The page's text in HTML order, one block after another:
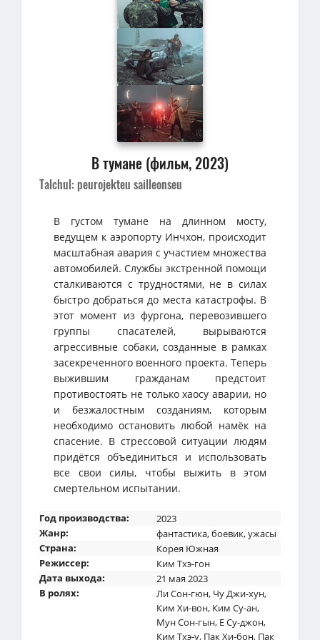
В тумане (фильм, 2023)
Talchul: peurojekteu sailleonseu
В густом тумане на длинном мосту,
ведущем к аэропорту Инчхон, происходит
масштабная авария с участием множества
автомобилей. Службы экстренной помощи
сталкиваются с трудностями, не в силах
быстро добраться до места катастрофы. В
этот момент из фургона, перевозившего
группы спасателей, вырываются
агрессивные собаки, созданные в рамках
засекреченного военного проекта. Теперь
выжившим гражданам предстоит
противостоять не только хаосу аварии, но
и безжалостным созданиям, которым
необходимо остановить любой намёк на
спасение. В стрессовой ситуации людям
придётся объединиться и использовать
все свои силы, чтобы выжить в этом
смертельном испытании.
Год производства:
2023
Жанр:
фантастика,боевик,ужасы
Страна:
Корея Южная
Режиссер:
Ким Тхэ-гон
Дата выхода:
21 мая 2023
В ролях:
Ли Сон-гюн, Чу Джи-хун,
Ким Хи-вон, Ким Су-ан,
Мун Сон-гын, Е Су-джон,
Ким Тхэ-у, Пак Хи-бон, Пак